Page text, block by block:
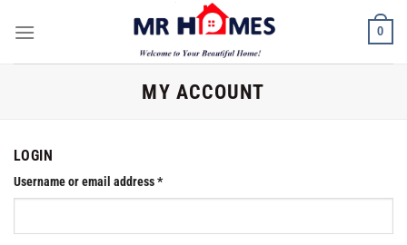
0
MY ACCOUNT
LOGIN
Username or email address*